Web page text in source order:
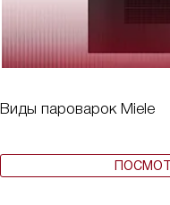
Виды пароварок Miele